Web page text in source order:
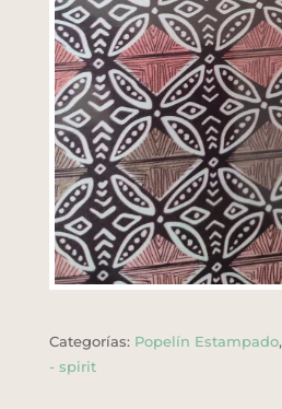
Categorías: Popelín Estampado,
- spirit